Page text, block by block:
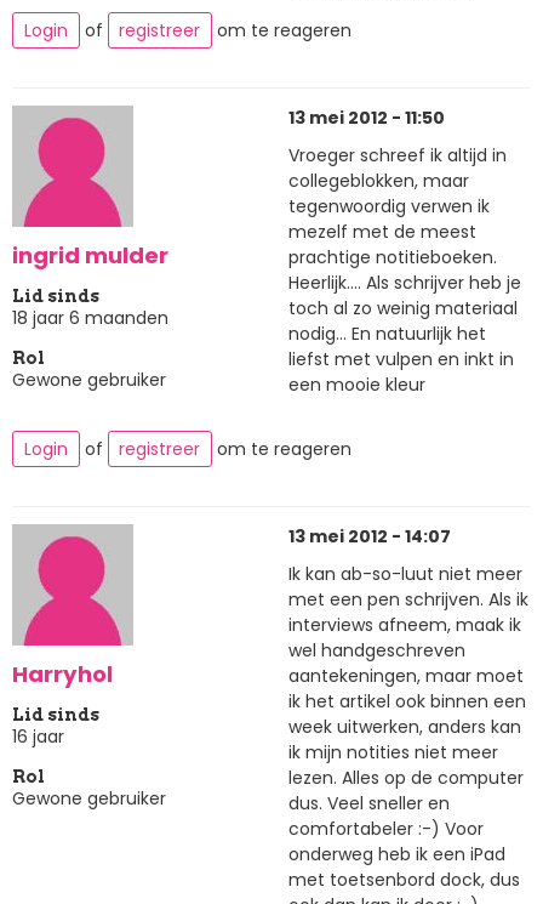
Login
of registreer om te reageren
ingrid mulder
Lid sinds
18 jaar 6 maanden
Rol
Gewone gebruiker
13 mei 2012 - 11:50
Vroeger schreef ik altijd in
collegeblokken, maar
tegenwoordig verwen ik
mezelf met de meest
prachtige notitieboeken.
Heerlijk.... Als schrijver heb je
toch al zo weinig materiaal
nodig... En natuurlijk het
liefst met vulpen en inkt in
een mooie kleur
Login of registreer om te reageren
Harryhol
Lid sinds
16 jaar
Rol
Gewone gebruiker
13 mei 2012 - 14:07
Ik kan ab-so-luut niet meer
met een pen schrijven. Als ik
interviews afneem, maak ik
wel handgeschreven
aantekeningen, maar moet
ik het artikel ook binnen een
week uitwerken, anders kan
ik mijn notities niet meer
lezen. Alles op de computer
dus. Veel sneller en
comfortabeler :-) Voor
onderweg heb ik een iPad
met toetsenbord dock, dus